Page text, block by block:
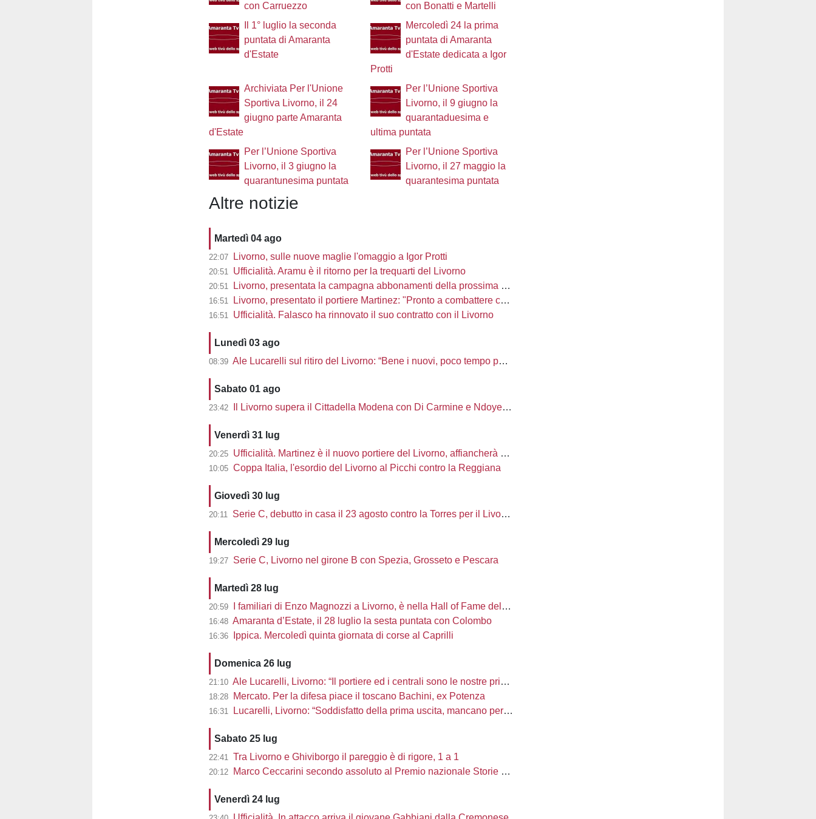
con Carruezzo
con Bonatti e Martelli
Il 1° luglio la seconda
puntata di Amaranta
d'Estate
Mercoledì 24 la prima
puntata di Amaranta
d'Estate dedicata a Igor
Protti
Archiviata Per l'Unione
Sportiva Livorno, il 24
giugno parte Amaranta
d'Estate
Per l’Unione Sportiva
Livorno, il 9 giugno la
quarantaduesima e
ultima puntata
Per l’Unione Sportiva
Livorno, il 3 giugno la
quarantunesima puntata
Per l’Unione Sportiva
Livorno, il 27 maggio la
quarantesima puntata
Altre notizie
Martedì 04 ago
22:07 Livorno, sulle nuove maglie l'omaggio a Igor Protti
20:51 Ufficialità. Aramu è il ritorno per la trequarti del Livorno
20:51 Livorno, presentata la campagna abbonamenti della prossima stagione
16:51 Livorno, presentato il portiere Martinez: "Pronto a combattere con i miei compagni"
16:51 Ufficialità. Falasco ha rinnovato il suo contratto con il Livorno
Lunedì 03 ago
08:39 Ale Lucarelli sul ritiro del Livorno: “Bene i nuovi, poco tempo per completare la rosa”
Sabato 01 ago
23:42 Il Livorno supera il Cittadella Modena con Di Carmine e Ndoye, 2 a 1
Venerdì 31 lug
20:25 Ufficialità. Martinez è il nuovo portiere del Livorno, affiancherà Ciobanu
10:05 Coppa Italia, l'esordio del Livorno al Picchi contro la Reggiana
Giovedì 30 lug
20:11 Serie C, debutto in casa il 23 agosto contro la Torres per il Livorno
Mercoledì 29 lug
19:27 Serie C, Livorno nel girone B con Spezia, Grosseto e Pescara
Martedì 28 lug
20:59 I familiari di Enzo Magnozzi a Livorno, è nella Hall of Fame del calcio Usa
16:48 Amaranta d’Estate, il 28 luglio la sesta puntata con Colombo
16:36 Ippica. Mercoledì quinta giornata di corse al Caprilli
Domenica 26 lug
21:10 Ale Lucarelli, Livorno: “Il portiere ed i centrali sono le nostre priorità”
18:28 Mercato. Per la difesa piace il toscano Bachini, ex Potenza
16:31 Lucarelli, Livorno: “Soddisfatto della prima uscita, mancano però una decina di innesti”
Sabato 25 lug
22:41 Tra Livorno e Ghiviborgo il pareggio è di rigore, 1 a 1
20:12 Marco Ceccarini secondo assoluto al Premio nazionale Storie di Sport
Venerdì 24 lug